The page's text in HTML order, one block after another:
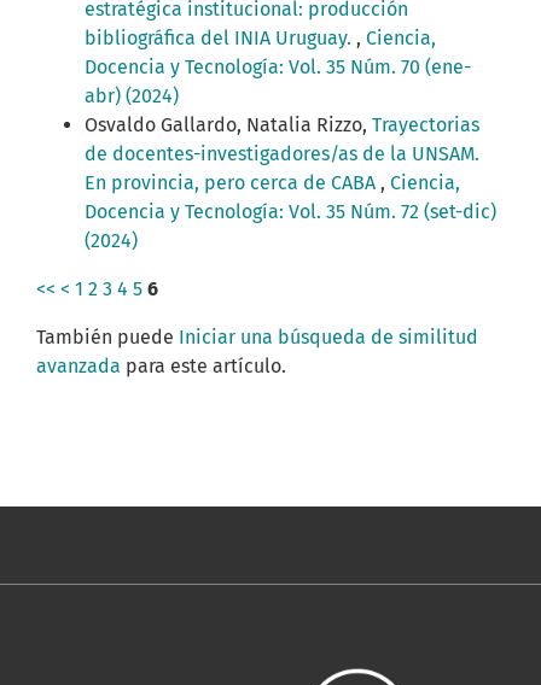
estratégica institucional: producción
bibliográfica del INIA Uruguay. , Ciencia,
Docencia y Tecnología: Vol. 35 Núm. 70 (ene-
abr) (2024)
Osvaldo Gallardo, Natalia Rizzo, Trayectorias
de docentes-investigadores/as de la UNSAM.
En provincia, pero cerca de CABA , Ciencia,
Docencia y Tecnología: Vol. 35 Núm. 72 (set-dic)
(2024)
<< < 1 2 3 4 5 6
También puede Iniciar una búsqueda de similitud
avanzada para este artículo.